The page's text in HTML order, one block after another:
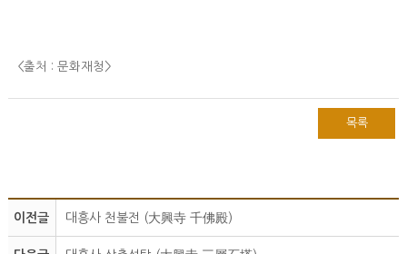
<출처 : 문화재청 >
목록
이전글 대흥사 천불전 (大興寺 千佛殿)